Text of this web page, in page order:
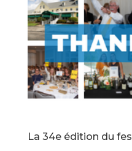
La 34e édition du